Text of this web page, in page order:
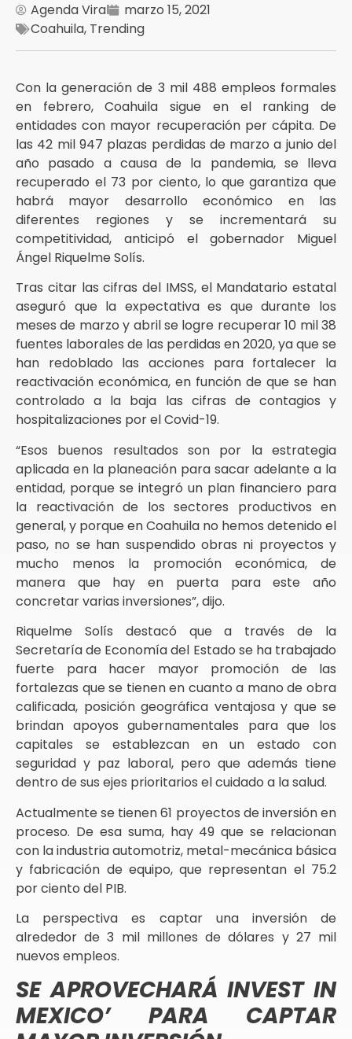
Agenda Viral
marzo 15, 2021
Coahuila, Trending
Con la generación de 3 mil 488 empleos formales
en febrero, Coahuila sigue en el ranking de
entidades con mayor recuperación per cápita. De
las 42 mil 947 plazas perdidas de marzo a junio del
año pasado a causa de la pandemia, se lleva
recuperado el 73 por ciento, lo que garantiza que
habrá mayor desarrollo económico en las
diferentes regiones y se incrementará su
competitividad, anticipó el gobernador Miguel
Ángel Riquelme Solís.
Tras citar las cifras del IMSS, el Mandatario estatal
aseguró que la expectativa es que durante los
meses de marzo y abril se logre recuperar 10 mil 38
fuentes laborales de las perdidas en 2020, ya que se
han redoblado las acciones para fortalecer la
reactivación económica, en función de que se han
controlado a la baja las cifras de contagios y
hospitalizaciones por el Covid-19.
“Esos buenos resultados son por la estrategia
aplicada en la planeación para sacar adelante a la
entidad, porque se integró un plan financiero para
la reactivación de los sectores productivos en
general, y porque en Coahuila no hemos detenido el
paso, no se han suspendido obras ni proyectos y
mucho menos la promoción económica, de
manera que hay en puerta para este año
concretar varias inversiones”, dijo.
Riquelme Solís destacó que a través de la
Secretaría de Economía del Estado se ha trabajado
fuerte para hacer mayor promoción de las
fortalezas que se tienen en cuanto a mano de obra
calificada, posición geográfica ventajosa y que se
brindan apoyos gubernamentales para que los
capitales se establezcan en un estado con
seguridad y paz laboral, pero que además tiene
dentro de sus ejes prioritarios el cuidado a la salud.
Actualmente se tienen 61 proyectos de inversión en
proceso. De esa suma, hay 49 que se relacionan
con la industria automotriz, metal-mecánica básica
y fabricación de equipo, que representan el 75.2
por ciento del PIB.
La perspectiva es captar una inversión de
alrededor de 3 mil millones de dólares y 27 mil
nuevos empleos.
SE APROVECHARÁ INVEST IN
MEXICO’ PARA CAPTAR